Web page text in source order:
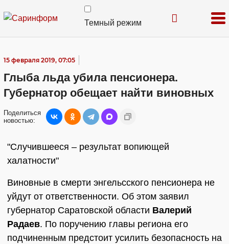
Темный режим
15 февраля 2019, 07:05
Глыба льда убила пенсионера.
Губернатор обещает найти виновных
Поделиться
новостью:
"Случившееся – результат вопиющей
халатности"
Виновные в смерти энгельсского пенсионера не
уйдут от ответственности. Об этом заявил
губернатор Саратовской области Валерий
Радаев. По поручению главы региона его
подчиненным предстоит усилить безопасность на